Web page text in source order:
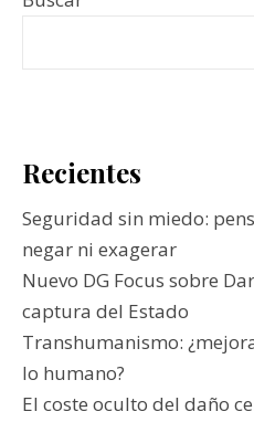
Recientes
Seguridad sin miedo:
negar ni exagerar
Nuevo DG Focus sobre
captura del Estado
Transhumanismo:
lo humano?
El coste oculto del daño